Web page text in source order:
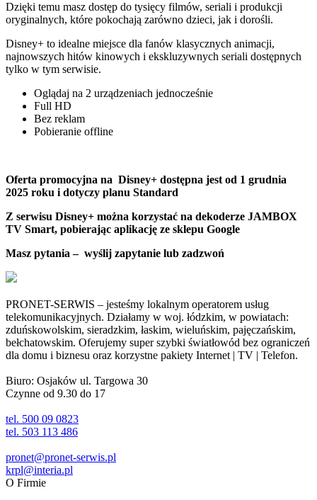
Dzięki temu masz dostęp do tysięcy filmów, seriali i produkcji
oryginalnych, które pokochają zarówno dzieci, jak i dorośli.
Disney+ to idealne miejsce dla fanów klasycznych animacji,
najnowszych hitów kinowych i ekskluzywnych seriali dostępnych
tylko w tym serwisie.
Oglądaj na 2 urządzeniach jednocześnie
Full HD
Bez reklam
Pobieranie offline
Oferta promocyjna na Disney+ dostępna jest od 1 grudnia
2025 roku i dotyczy planu Standard
Z serwisu Disney+ można korzystać na dekoderze JAMBOX
TV Smart, pobierając aplikację ze sklepu Google
Masz pytania – wyślij zapytanie lub zadzwoń
PRONET-SERWIS – jesteśmy lokalnym operatorem usług
telekomunikacyjnych. Działamy w woj. łódzkim, w powiatach:
zduńskowolskim, sieradzkim, łaskim, wieluńskim, pajęczańskim,
bełchatowskim. Oferujemy super szybki światłowód bez ograniczeń
dla domu i biznesu oraz korzystne pakiety Internet | TV | Telefon.
Biuro: Osjaków ul. Targowa 30
Czynne od 9.30 do 17
tel. 500 09 0823
tel. 503 113 486
pronet@pronet-serwis.pl
krpl@interia.pl
O Firmie